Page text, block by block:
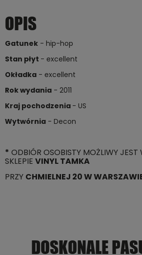
OPIS
Gatunek - hip-hop
Stan płyt - excellent
Okładka - excellent
Rok wydania - 2011
Kraj pochodzenia - US
Wytwórnia - Decon
* ODBIÓR OSOBISTY MOŻLIWY JEST
SKLEPIE VINYL TAMKA
PRZY CHMIELNEJ 20 W
DOSKONALE